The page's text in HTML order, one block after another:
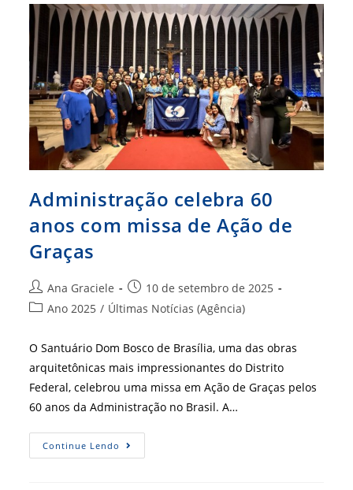
Ganham
Iluminação
Especial
Em
Homenagem
Aos
60
Anos
Da
Profissão
Administração celebra 60
anos com missa de Ação de
Graças
Autor
do
Ana Graciele
Post
publicado:
10 de setembro de 2025
Categoria
Ano 2025 / Últimas Notícias (Agência)
O Santuário Dom Bosco de Brasília, uma das obras
arquitetônicas mais impressionantes do Distrito
Federal, celebrou uma missa em Ação de Graças pelos
60 anos da Administração no Brasil. A…
Continue Lendo Administração
Celebra